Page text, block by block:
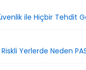
ile Hiçbir Tehdit
Yerlerde Neden